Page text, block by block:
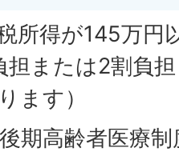
所得が145万円
担または2割負
ます）
期高齢者医療